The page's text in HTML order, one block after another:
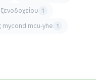
1
mycond mcu-yhe 1